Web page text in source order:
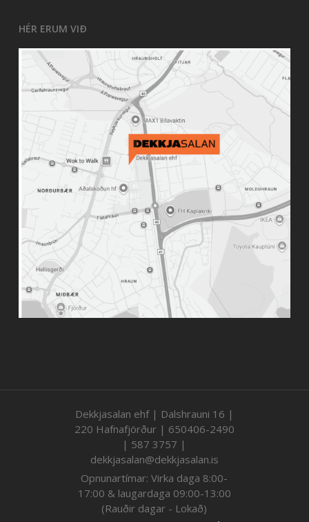
HÉR ERUM VIÐ
Dekkjasalan ehf | Dalshrauni 16 |
220 Hafnafjörður | 650406-2490
| 587 3757 |
dekkjasalan@dekkjasalan.is
Opnunartímar: Virka daga 8:00-
17:00 & laugardaga 09:00-13:00
(Rauðir dagar - Lokað)